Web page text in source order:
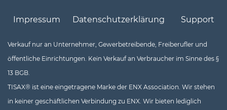
Impressum Datenschutzerklärung Support
Verkauf nur an Unternehmer, Gewerbetreibende, Freiberufler und
öffentliche Einrichtungen. Kein Verkauf an Verbraucher im Sinne des §
13 BGB.
TISAX® ist eine eingetragene Marke der ENX Association. Wir stehen
in keiner geschäftlichen Verbindung zu ENX. Wir bieten lediglich